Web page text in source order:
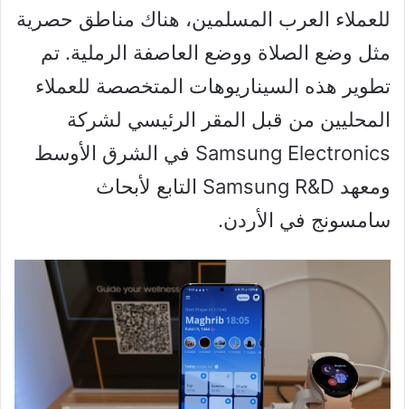
للعملاء العرب المسلمين، هناك مناطق حصرية
مثل وضع الصلاة ووضع العاصفة الرملية. تم
تطوير هذه السيناريوهات المتخصصة للعملاء
المحليين من قبل المقر الرئيسي لشركة
Samsung Electronics في الشرق الأوسط
ومعهد Samsung R&D التابع لأبحاث
سامسونج في الأردن.